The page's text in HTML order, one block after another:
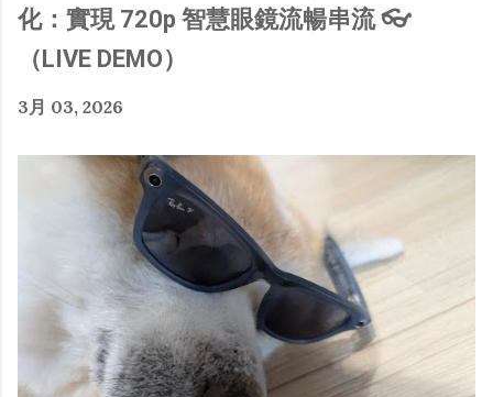
化：實現 720p 智慧眼鏡流暢串流 👓
（LIVE DEMO）
3月 03, 2026